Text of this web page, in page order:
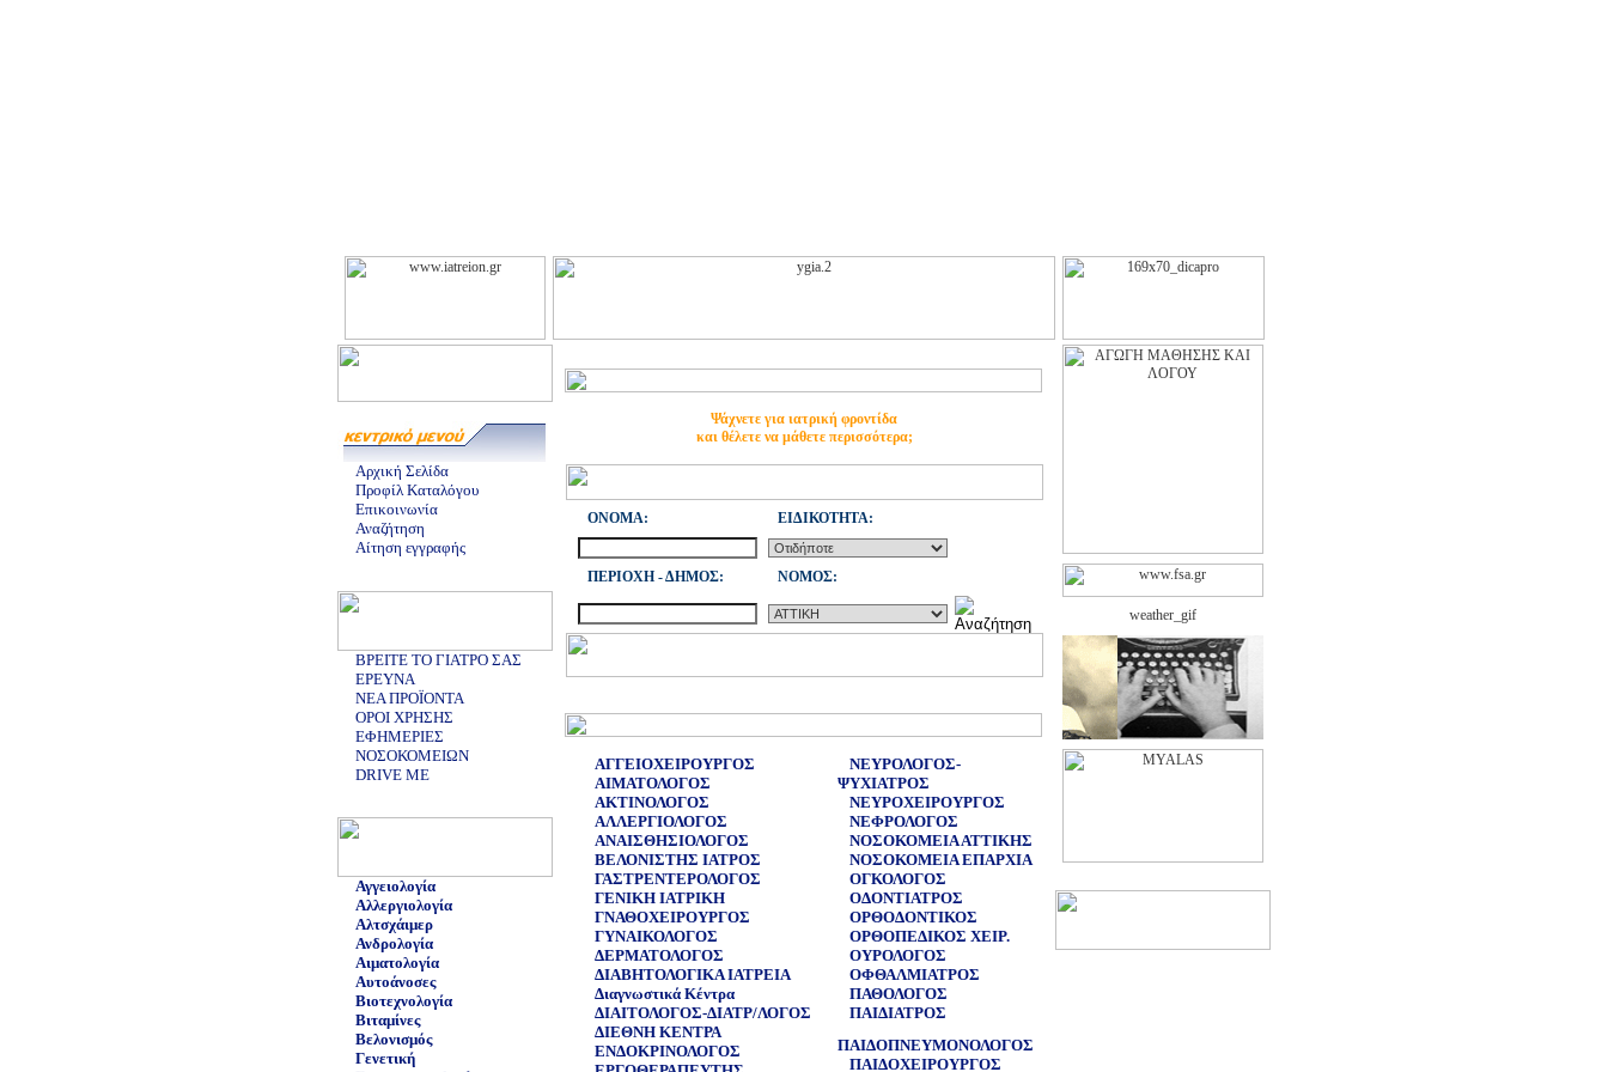
Αρχική Σελίδα
Προφίλ Καταλόγου
Επικοινωνία
Αναζήτηση
Αίτηση εγγραφής
ΒΡΕΙΤΕ ΤΟ ΓΙΑΤΡΟ ΣΑΣ
ΕΡΕΥΝΑ
ΝΕΑ ΠΡΟΪΟΝΤΑ
ΟΡΟΙ ΧΡΗΣΗΣ
ΕΦΗΜΕΡΙΕΣ
ΝΟΣΟΚΟΜΕΙΩΝ
DRIVE ME
Αγγειολογία
Αλλεργιολογία
Αλτσχάιμερ
Ανδρολογία
Αιματολογία
Αυτοάνοσες
Βιοτεχνολογία
Βιταμίνες
Βελονισμός
Γενετική
Ψάχνετε για ιατρική φροντίδα
και θέλετε να μάθετε περισσότερα;
ONOMA: ΕΙΔΙΚΟΤΗΤΑ:
ΠΕΡΙΟΧΗ - ΔΗΜΟΣ: NOMOΣ:
ΑΓΓΕΙΟΧΕΙΡΟΥΡΓΟΣ
ΑΙΜΑΤΟΛΟΓΟΣ
ΑΚΤΙΝΟΛΟΓΟΣ
ΑΛΛΕΡΓΙΟΛΟΓΟΣ
ΑΝΑΙΣΘΗΣΙΟΛΟΓΟΣ
ΒΕΛΟΝΙΣΤΗΣ ΙΑΤΡΟΣ
ΓΑΣΤΡΕΝΤΕΡΟΛΟΓΟΣ
ΓΕΝΙΚΗ ΙΑΤΡΙΚΗ
ΓΝΑΘΟΧΕΙΡΟΥΡΓΟΣ
ΓΥΝΑΙΚΟΛΟΓΟΣ
ΔΕΡΜΑΤΟΛΟΓΟΣ
ΔΙΑΒΗΤΟΛΟΓΙΚΑ ΙΑΤΡΕΙΑ
Διαγνωστικά Κέντρα
ΔΙΑΙΤΟΛΟΓΟΣ-ΔΙΑΤΡ/ΛΟΓΟΣ
ΔΙΕΘΝΗ ΚΕΝΤΡΑ
ΕΝΔΟΚΡΙΝΟΛΟΓΟΣ
ΝΕΥΡΟΛΟΓΟΣ-
ΨΥΧΙΑΤΡΟΣ
ΝΕΥΡΟΧΕΙΡΟΥΡΓΟΣ
ΝΕΦΡΟΛΟΓΟΣ
ΝΟΣΟΚΟΜΕΙΑ ΑΤΤΙΚΗΣ
ΝΟΣΟΚΟΜΕΙΑ ΕΠΑΡΧΙΑ
ΟΓΚΟΛΟΓΟΣ
ΟΔΟΝΤΙΑΤΡΟΣ
ΟΡΘΟΔΟΝΤΙΚΟΣ
ΟΡΘΟΠΕΔΙΚΟΣ ΧΕΙΡ.
ΟΥΡΟΛΟΓΟΣ
ΟΦΘΑΛΜΙΑΤΡΟΣ
ΠΑΘΟΛΟΓΟΣ
ΠΑΙΔΙΑΤΡΟΣ
ΠΑΙΔΟΠΝΕΥΜΟΝΟΛΟΓΟΣ
ΠΑΙΔΟΧΕΙΡΟΥΡΓΟΣ